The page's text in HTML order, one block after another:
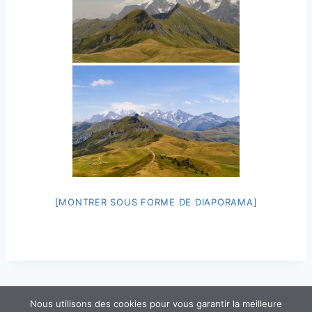
[MONTRER SOUS FORME DE DIAPORAMA]
Nous utilisons des cookies pour vous garantir la meilleure